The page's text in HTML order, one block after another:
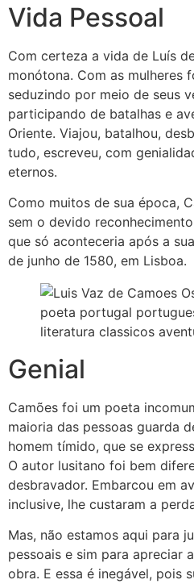
Vida Pessoal
Com certeza a vida de Luís
monótona. Com as mulheres
seduzindo por meio de seus
participando de batalhas e
Oriente. Viajou, batalhou,
tudo, escreveu, com
eternos.
Como muitos de sua época,
sem o devido
que só aconteceria após a
de junho de 1580, em Lisboa.
Genial
Camões foi um poeta
maioria das pessoas guarda
homem tímido, que se
O autor lusitano foi bem
desbravador. Embarcou em
inclusive, lhe custaram a
Mas, não estamos aqui para
pessoais e sim para apreciar
obra. E essa é inegável, pois